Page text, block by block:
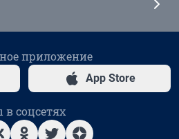
приложение
App Store
соцсетях